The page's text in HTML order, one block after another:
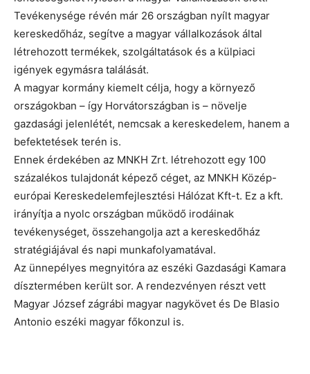
Tevékenysége révén már 26 országban nyílt magyar
kereskedőház, segítve a magyar vállalkozások által
létrehozott termékek, szolgáltatások és a külpiaci
igények egymásra találását.
A magyar kormány kiemelt célja, hogy a környező
országokban – így Horvátországban is – növelje
gazdasági jelenlétét, nemcsak a kereskedelem, hanem a
befektetések terén is.
Ennek érdekében az MNKH Zrt. létrehozott egy 100
százalékos tulajdonát képező céget, az MNKH Közép-
európai Kereskedelemfejlesztési Hálózat Kft-t. Ez a kft.
irányítja a nyolc országban működő irodáinak
tevékenységet, összehangolja azt a kereskedőház
stratégiájával és napi munkafolyamatával.
Az ünnepélyes megnyitóra az eszéki Gazdasági Kamara
dísztermében került sor. A rendezvényen részt vett
Magyar József zágrábi magyar nagykövet és De Blasio
Antonio eszéki magyar főkonzul is.